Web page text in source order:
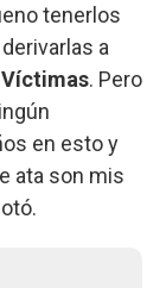
tenerlos
a
. Pero
en esto y
ata son mis